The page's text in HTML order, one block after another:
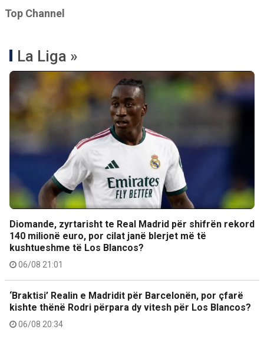
Top Channel
La Liga »
Diomande, zyrtarisht te Real Madrid për shifrën rekord
140 milionë euro, por cilat janë blerjet më të
kushtueshme të Los Blancos?
06/08 21:01
‘Braktisi’ Realin e Madridit për Barcelonën, por çfarë
kishte thënë Rodri përpara dy vitesh për Los Blancos?
06/08 20:34